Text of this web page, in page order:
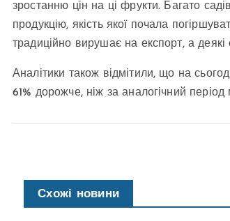
зростанню цін на ці фрукти. Багато
продукцію, якість якої почала
традиційно вирушає на експорт, а
Аналітики також відмітили, що на
61% дорожче, ніж за аналогічний період
Схожі новини